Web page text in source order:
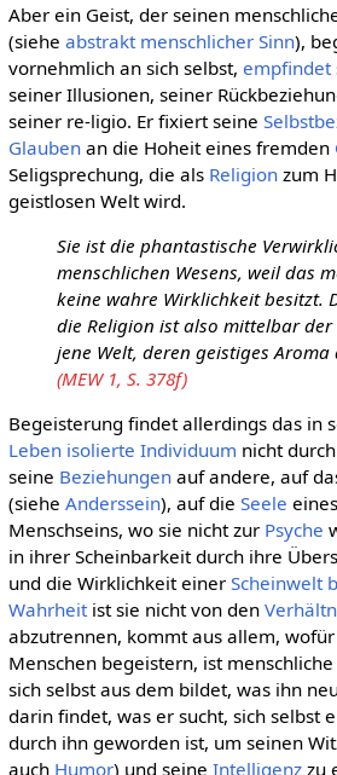
Aber ein Geist, der seinen
(siehe abstrakt menschlicher Sinn),
vornehmlich an sich selbst, empfindet
seiner Illusionen, seiner
seiner re-ligio. Er fixiert seine
Glaubenan die Hoheit eines fremden
Seligsprechung, die als Religionzum
geistlosen Welt wird.
Sie ist die phantastische
menschlichen Wesens, weil das
keine wahre Wirklichkeit besitzt.
die Religion ist also mittelbar der
jene Welt, deren geistiges Aroma
(MEW 1, S. 378f)
Begeisterung findet allerdings das in
Leben isolierte Individuum nicht
seine Beziehungenauf andere, auf
(siehe Anderssein), auf die Seele
Menschseins, wo sie nicht zur Psyche
in ihrer Scheinbarkeit durch ihre
und die Wirklichkeit einer Scheinwelt
Wahrheitist sie nicht von den
abzutrennen, kommt aus allem,
Menschen begeistern, ist menschliche
sich selbst aus dem bildet, was ihn
darin findet, was er sucht, sich selbst
durch ihn geworden ist, um seinen
auch Humor) und seine Intelligenzzu